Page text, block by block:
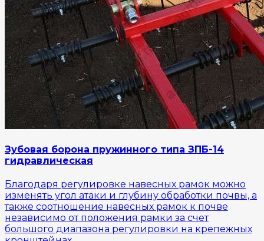
Зубовая борона пружинного типа ЗПБ-14
гидравлическая
Благодаря регулировке навесных рамок можно
изменять угол атаки и глубину обработки почвы, а
также соотношение навесных рамок к почве
независимо от положения рамки за счет
большого диапазона регулировки на крепежных